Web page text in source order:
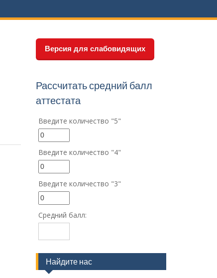
Версия для слабовидящих
Рассчитать средний балл
аттестата
Введите количество "5"
Введите количество "4"
Введите количество "3"
Средний балл:
Найдите нас